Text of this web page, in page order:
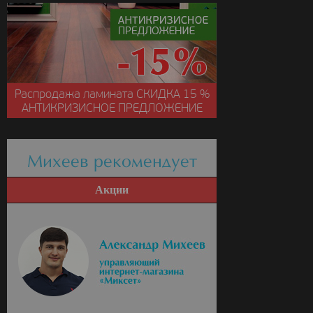
Распродажа ламината СКИДКА 15 %
АНТИКРИЗИСНОЕ ПРЕДЛОЖЕНИЕ
Михеев рекомендует
Акции